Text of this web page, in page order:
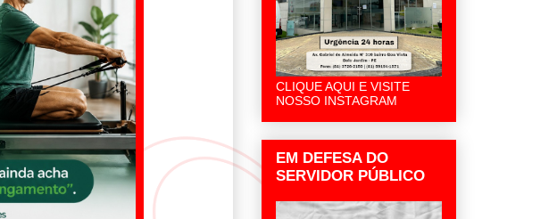
CLIQUE AQUI E VISITE
NOSSO INSTAGRAM
EM DEFESA DO
SERVIDOR PÚBLICO